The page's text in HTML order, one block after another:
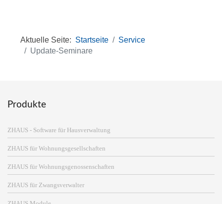
Aktuelle Seite: Startseite
Service
Update-Seminare
Produkte
ZHAUS - Software für Hausverwaltung
ZHAUS für Wohnungsgesellschaften
ZHAUS für Wohnungsgenossenschaften
ZHAUS für Zwangsverwalter